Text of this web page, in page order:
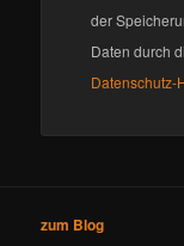
der
Daten durch
Datenschutz-
zum Blog